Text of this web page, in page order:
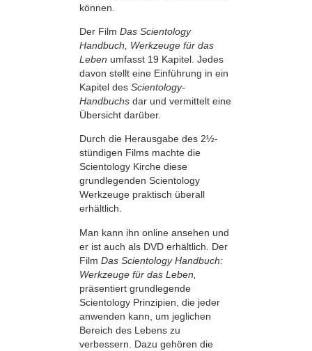
können.
Der Film Das Scientology
Handbuch, Werkzeuge für das
Leben umfasst 19 Kapitel. Jedes
davon stellt eine Einführung in ein
Kapitel des Scientology-
Handbuchs dar und vermittelt eine
Übersicht darüber.
Durch die Herausgabe des 2½-
stündigen Films machte die
Scientology Kirche diese
grundlegenden Scientology
Werkzeuge praktisch überall
erhältlich.
Man kann ihn online ansehen und
er ist auch als DVD erhältlich. Der
Film Das Scientology Handbuch:
Werkzeuge für das Leben,
präsentiert grundlegende
Scientology Prinzipien, die jeder
anwenden kann, um jeglichen
Bereich des Lebens zu
verbessern. Dazu gehören die